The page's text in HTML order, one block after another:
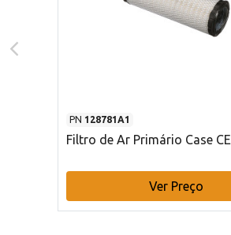
PN 128781A1
Filtro de Ar Primário Case CE
Ver Preço